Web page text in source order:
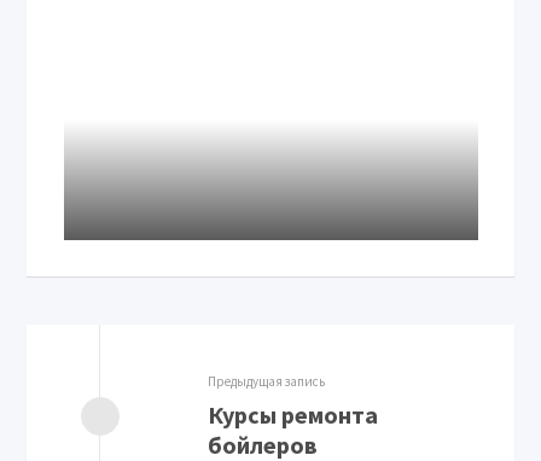
Предыдущая запись
Курсы ремонта
бойлеров